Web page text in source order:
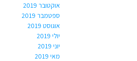
אוקטובר 2019
ספטמבר 2019
אוגוסט 2019
יולי 2019
יוני 2019
מאי 2019